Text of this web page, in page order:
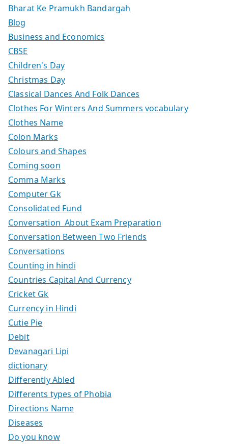
Bharat Ke Pramukh Bandargah
Blog
Business and Economics
CBSE
Children's Day
Christmas Day
Classical Dances And Folk Dances
Clothes For Winters And Summers vocabulary
Clothes Name
Colon Marks
Colours and Shapes
Coming soon
Comma Marks
Computer Gk
Consolidated Fund
Conversation About Exam Preparation
Conversation Between Two Friends
Conversations
Counting in hindi
Countries Capital And Currency
Cricket Gk
Currency in Hindi
Cutie Pie
Debit
Devanagari Lipi
dictionary
Differently Abled
Differents types of Phobia
Directions Name
Diseases
Do you know